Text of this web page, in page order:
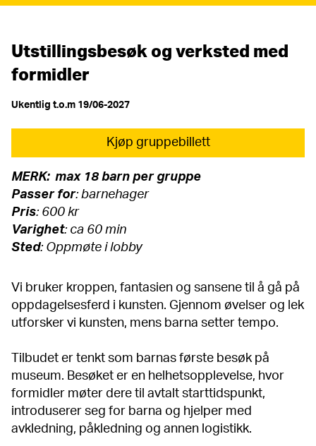
Utstillingsbesøk og verksted med
formidler
Ukentlig t.o.m 19/06-2027
Kjøp gruppebillett
MERK: max 18 barn per gruppe
Passer for: barnehager
Pris: 600 kr
Varighet: ca 60 min
Sted: Oppmøte i lobby
Vi bruker kroppen, fantasien og sansene til å gå på
oppdagelsesferd i kunsten. Gjennom øvelser og lek
utforsker vi kunsten, mens barna setter tempo.
Tilbudet er tenkt som barnas første besøk på
museum. Besøket er en helhetsopplevelse, hvor
formidler møter dere til avtalt starttidspunkt,
introduserer seg for barna og hjelper med
avkledning, påkledning og annen logistikk.